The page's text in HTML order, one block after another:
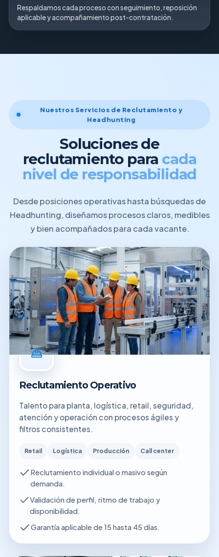
Respaldamos cada proceso con seguimiento, reposición
aplicable y acompañamiento post-contratación.
Nuestros Servicios de Reclutamiento y
Headhunting
Soluciones de
reclutamiento para cada
nivel de responsabilidad
Desde posiciones operativas hasta búsquedas de
Headhunting, diseñamos procesos claros, medibles
y bien acompañados para cada vacante.
Reclutamiento Operativo
Talento para planta, logística, retail, seguridad,
atención y operación con procesos ágiles y
filtros consistentes.
Retail Logística Producción Call center
Reclutamiento individual o masivo según
demanda.
Validación de perfil, ritmo de trabajo y
disponibilidad.
Garantía aplicable de 15 hasta 45 días.